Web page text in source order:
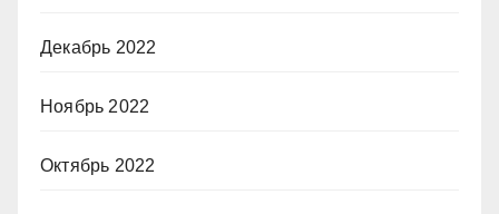
Декабрь 2022
Ноябрь 2022
Октябрь 2022